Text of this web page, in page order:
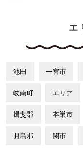
エ
池田 一宮市
岐南町 エリア
揖斐郡 本巣市
羽島郡 関市